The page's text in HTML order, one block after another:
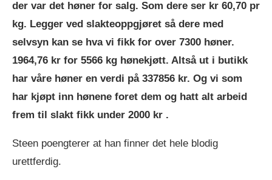
der var det høner for salg. Som dere ser kr 60,70 pr
kg. Legger ved slakteoppgjøret så dere med
selvsyn kan se hva vi fikk for over 7300 høner.
1964,76 kr for 5566 kg hønekjøtt. Altså ut i butikk
har våre høner en verdi på 337856 kr. Og vi som
har kjøpt inn hønene foret dem og hatt alt arbeid
frem til slakt fikk under 2000 kr .
Steen poengterer at han finner det hele blodig
urettferdig.